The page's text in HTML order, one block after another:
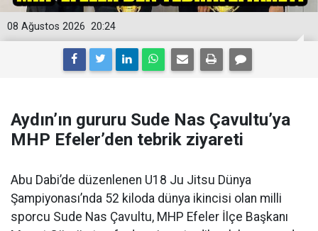
20:24
08 Ağustos 2026
Aydın’ın gururu Sude Nas Çavultu’ya
MHP Efeler’den tebrik ziyareti
Abu Dabi’de düzenlenen U18 Ju Jitsu Dünya
Şampiyonası’nda 52 kiloda dünya ikincisi olan milli
sporcu Sude Nas Çavultu, MHP Efeler İlçe Başkanı